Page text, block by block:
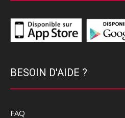
BESOIN D'AIDE ?
FAQ